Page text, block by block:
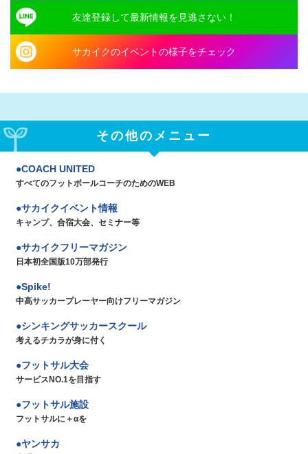
友達登録して最新情報を見逃さない！
サカイクのイベントの様子をチェック
その他のメニュー
COACH UNITED
すべてのフットボールコーチのためのWEB
サカイクイベント情報
キャンプ、合宿大会、セミナー等
サカイクフリーマガジン
日本初全国版10万部発行
Spike!
中高サッカープレーヤー向けフリーマガジン
シンキングサッカースクール
考えるチカラが身に付く
フットサル大会
サービスNO.1を目指す
フットサル施設
フットサルに＋αを
ヤンサカ